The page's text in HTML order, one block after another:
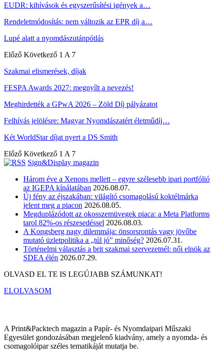
EUDR: kihívások és egyszerűsítési igények a…
Rendeletmódosítás: nem változik az EPR díj a…
Lupé alatt a nyomdászutánpótlás
Előző Következő 1 A 7
Szakmai elismerések, díjak
FESPA Awards 2027: megnyílt a nevezés!
Meghirdették a GPwA 2026 – Zöld Díj pályázatot
Felhívás jelölésre: Magyar Nyomdászatért életműdíj…
Két WorldStar díjat nyert a DS Smith
Előző Következő 1 A 7
Sign&Display magazin
Három éve a Xenons mellett – egyre szélesebb ipari portfólió
az IGEPA kínálatában 2026.08.07.
Új fény az éjszakában: világító csomagolású koktélmárka
jelent meg a piacon 2026.08.05.
Megduplázódott az okosszemüvegek piaca: a Meta Platforms
tarol 82%-os részesedéssel 2026.08.03.
A Kongsberg nagy dilemmája: önsorsrontás vagy jövőbe
mutató üzletpolitika a „túl jó” minőség? 2026.07.31.
Történelmi választás a brit szakmai szervezetnél: női elnök az
SDEA élén 2026.07.29.
OLVASD EL TE IS LEGÚJABB SZÁMUNKAT!
ELOLVASOM
A Print&Packtech magazin a Papír- és Nyomdaipari Műszaki
Egyesület gondozásában megjelenő kiadvány, amely a nyomda- és
csomagolóipar széles tematikáját mutatja be.